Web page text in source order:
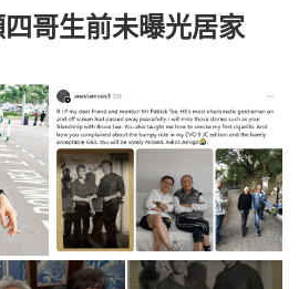
哥生前未曝光居家